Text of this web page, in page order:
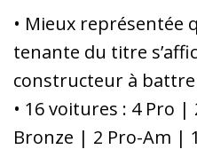
• Mieux représentée
tenante du titre
constructeur à battre
• 16 voitures : 4 Pro
Bronze | 2 Pro-Am |